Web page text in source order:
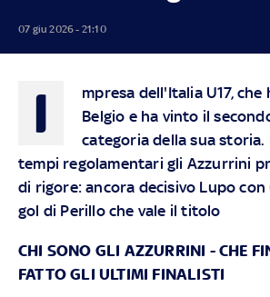
07 giu 2026 - 21:10
I
mpresa dell'Italia U17,
Belgio e ha vinto il
categoria della sua storia.
tempi regolamentari gli Azzurrini
di rigore: ancora decisivo Lupo
gol di Perillo che vale il titolo
CHI SONO GLI AZZURRINI -CHE
FATTO GLI ULTIMI FINALISTI